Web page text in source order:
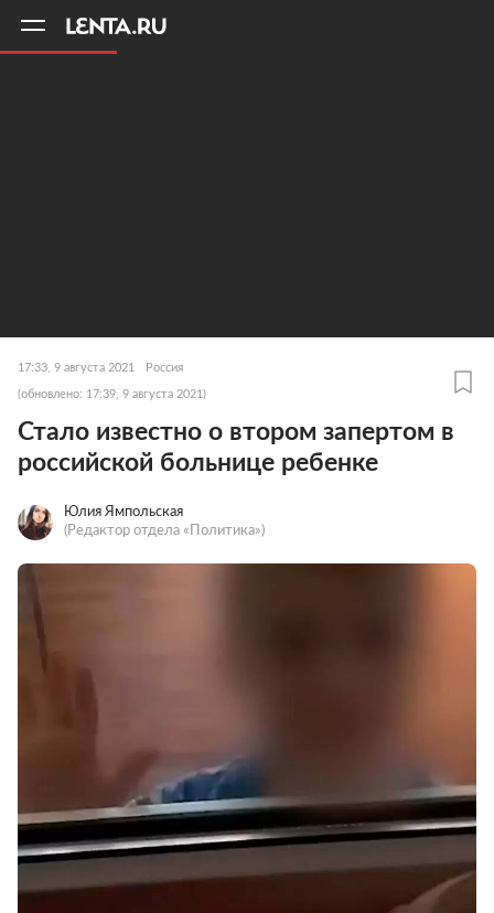
17:33, 9 августа 2021 Россия
(обновлено: 17:39, 9 августа 2021)
Стало известно о втором запертом в
российской больнице ребенке
Юлия Ямпольская
(Редактор отдела «Политика»)